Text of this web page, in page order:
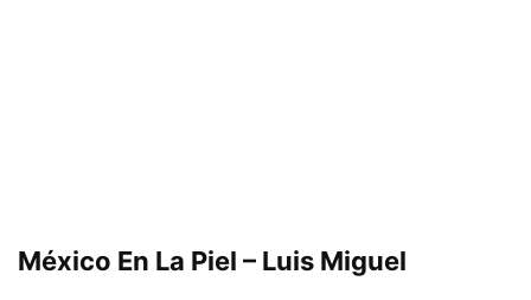
México En La Piel – Luis Miguel